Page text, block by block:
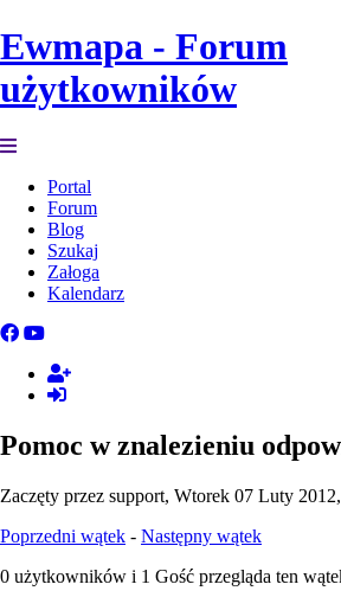
Ewmapa - Forum
użytkowników
Portal
Forum
Blog
Szukaj
Załoga
Kalendarz
Pomoc w znalezieniu
Zaczęty przez support, Wtorek 07 Luty
Poprzedni wątek - Następny wątek
0 użytkowników i 1 Gość przegląda ten